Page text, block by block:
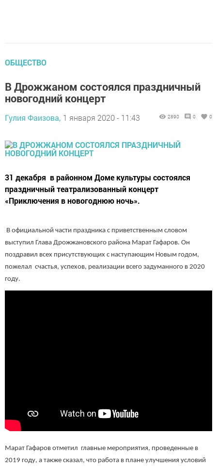
ОБЩЕСТВО
В Дрожжаном состоялся праздничный
новогодний концерт
Гулия Фаизова, 1 января 2020 - 11:43 2890 0 0
31 декабря в районном Доме культуры состоялся
праздничный театрализованный концерт
«Приключения в новогоднюю ночь».
В официальной части праздника с приветственным словом
выступил Глава Дрожжановского района Марат Гафаров. Он
поздравил всех присутствующих с наступающим Новым годом,
пожелал счастья, успехов, реализации всего задуманного в 2020
году.
Марат Гафаров отметил главные мероприятия, проведенные в
2019 году, а также сказал, что работа в плане улучшения условий